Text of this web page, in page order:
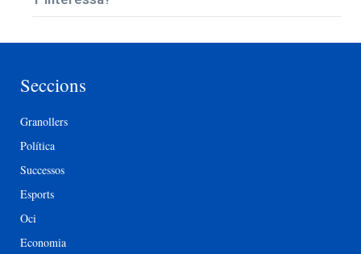
Seccions
Granollers
Política
Successos
Esports
Oci
Economia